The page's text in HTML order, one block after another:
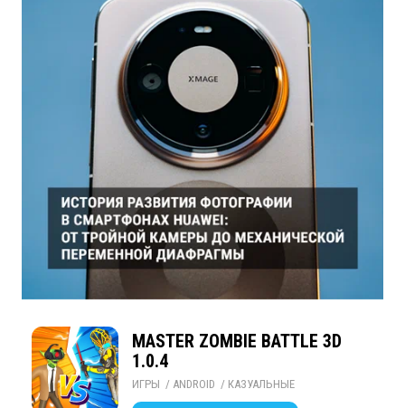
MASTER ZOMBIE BATTLE 3D
1.0.4
ИГРЫ / ANDROID / КАЗУАЛЬНЫЕ